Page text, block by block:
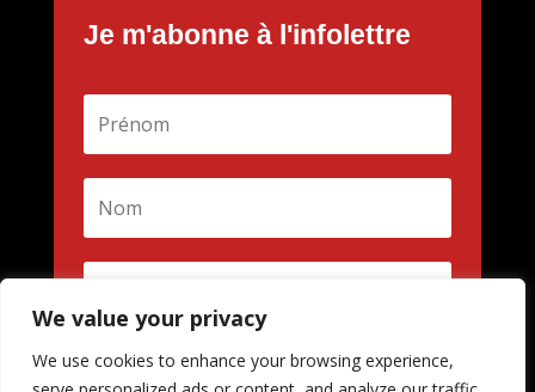
We value your privacy
We use cookies to enhance your browsing experience,
Je m'abonne à l'infolettre
M'inscrire